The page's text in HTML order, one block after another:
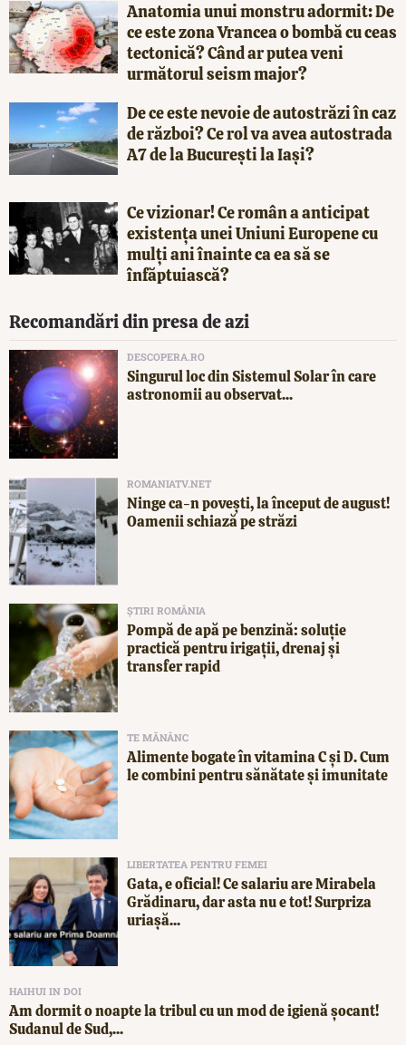
Anatomia unui monstru adormit: De
ce este zona Vrancea o bombă cu ceas
tectonică? Când ar putea veni
următorul seism major?
De ce este nevoie de autostrăzi în caz
de război? Ce rol va avea autostrada
A7 de la București la Iași?
Ce vizionar! Ce român a anticipat
existența unei Uniuni Europene cu
mulți ani înainte ca ea să se
înfăptuiască?
Recomandări din presa de azi
DESCOPERA.RO
Singurul loc din Sistemul Solar în care
astronomii au observat...
ROMANIATV.NET
Ninge ca-n povești, la început de august!
Oamenii schiază pe străzi
ȘTIRI ROMÂNIA
Pompă de apă pe benzină: soluție
practică pentru irigații, drenaj și
transfer rapid
TE MĂNÂNC
Alimente bogate în vitamina C și D. Cum
le combini pentru sănătate și imunitate
LIBERTATEA PENTRU FEMEI
Gata, e oficial! Ce salariu are Mirabela
Grădinaru, dar asta nu e tot! Surpriza
uriașă...
HAIHUI IN DOI
Am dormit o noapte la tribul cu un mod de igienă șocant!
Sudanul de Sud,...